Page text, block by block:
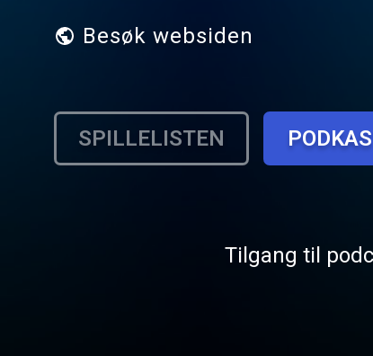
Besøk websiden
SPILLELISTEN
Tilgang til